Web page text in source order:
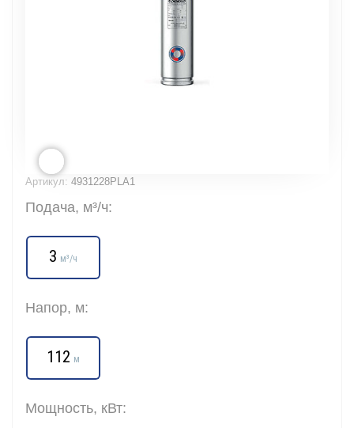
Артикул: 4931228PLA1
Подача, м³/ч:
3 м³/ч
Напор, м:
112 м
Мощность, кВт: